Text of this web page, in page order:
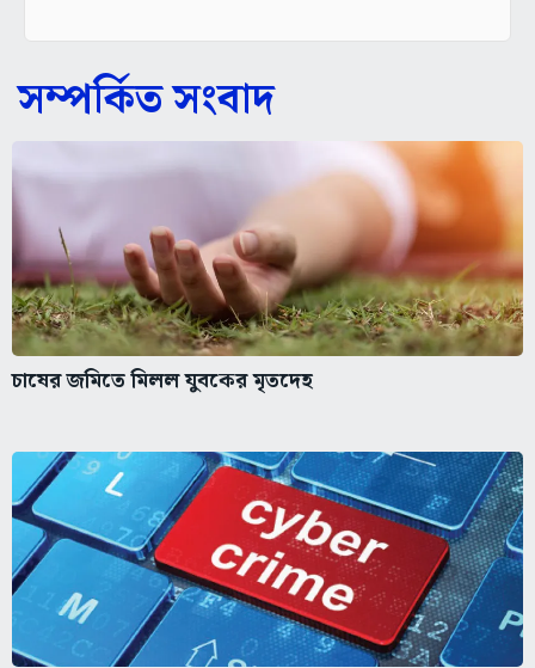
সম্পর্কিত সংবাদ
চাষের জমিতে মিলল যুবকের মৃতদেহ